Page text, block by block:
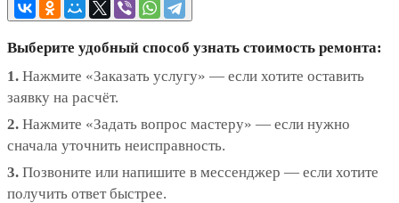
Выберите удобный способ узнать стоимость ремонта:
1. Нажмите «Заказать услугу» — если хотите оставить
заявку на расчёт.
2. Нажмите «Задать вопрос мастеру» — если нужно
сначала уточнить неисправность.
3. Позвоните или напишите в мессенджер — если хотите
получить ответ быстрее.